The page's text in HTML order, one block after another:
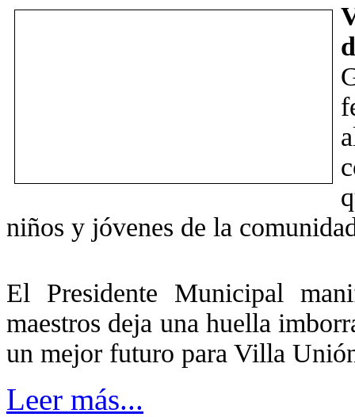
niños y jóvenes de la
El Presidente Municipal
maestros deja una huella
un mejor futuro para Villa
Leer más...